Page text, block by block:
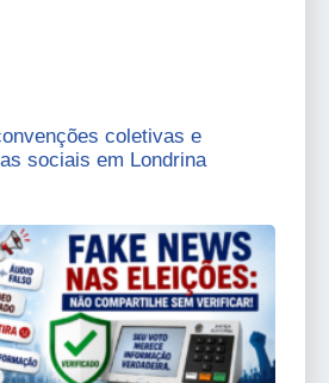
coletivas e
sociais em Londrina